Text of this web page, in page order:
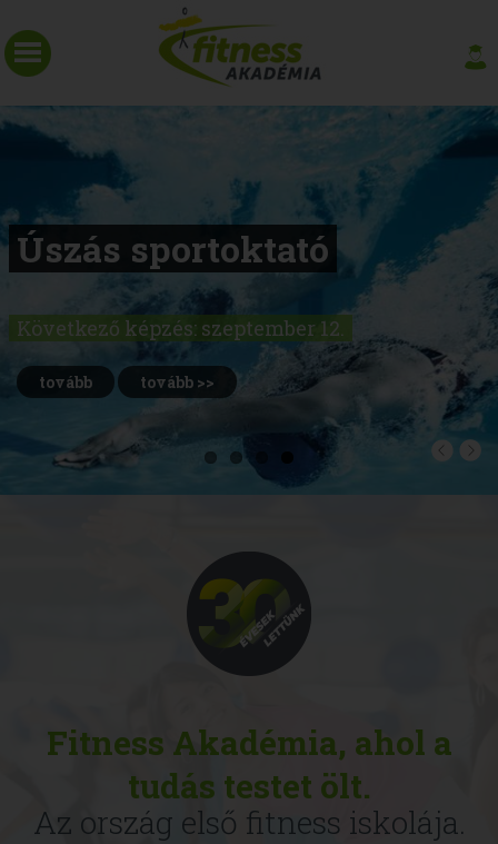
Úszás sportoktató
Következő képzés: szeptember 12.
tovább tovább >>
Fitness Akadémia, ahol a
tudás testet ölt.
Az ország első fitness iskolája.